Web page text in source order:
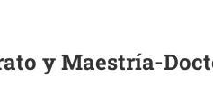
y Maestría-